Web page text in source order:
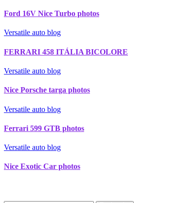
Ford 16V Nice Turbo photos
Versatile auto blog
FERRARI 458 ITÁLIA BICOLORE
Versatile auto blog
Nice Porsche targa photos
Versatile auto blog
Ferrari 599 GTB photos
Versatile auto blog
Nice Exotic Car photos